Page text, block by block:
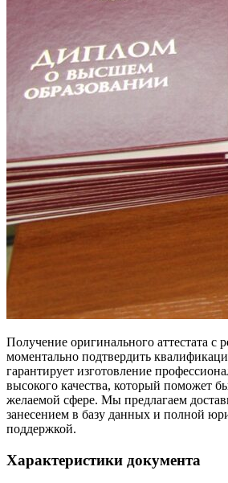
Получение оригинального аттестата с
моментально подтвердить
гарантирует изготовление
высокого качества, который поможет
желаемой сфере. Мы предлагаем
занесением в базу данных и полной
поддержкой.
Характеристики документа